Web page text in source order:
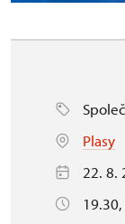
Plasy
22. 8.